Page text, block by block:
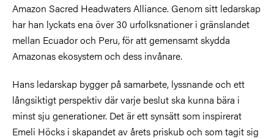
Amazon Sacred Headwaters Alliance. Genom sitt ledarskap
har han lyckats ena över 30 urfolksnationer i gränslandet
mellan Ecuador och Peru, för att gemensamt skydda
Amazonas ekosystem och dess invånare.
Hans ledarskap bygger på samarbete, lyssnande och ett
långsiktigt perspektiv där varje beslut ska kunna bära i
minst sju generationer. Det är ett synsätt som inspirerat
Emeli Höcks i skapandet av årets priskub och som tagit sig